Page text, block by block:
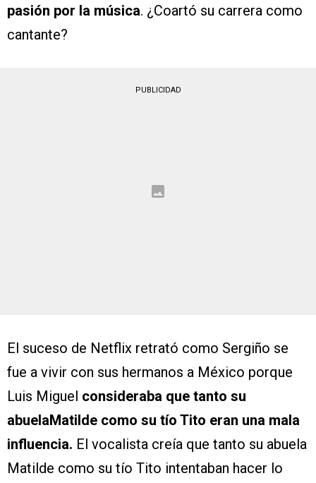
pasión por la música. ¿Coartó su carrera como
cantante?
PUBLICIDAD
El suceso de Netflix retrató como Sergiño se
fue a vivir con sus hermanos a México porque
Luis Miguel consideraba que tanto su
abuelaMatilde como su tío Tito eran una mala
influencia. El vocalista creía que tanto su abuela
Matilde como su tío Tito intentaban hacer lo